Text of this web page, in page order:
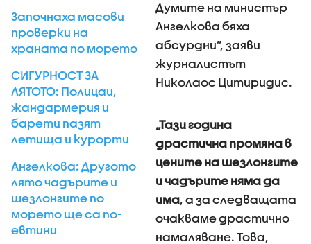
Започнаха масови
проверки на
храната по морето
СИГУРНОСТ ЗА
ЛЯТОТО: Полицаи,
жандармерия и
барети пазят
летища и курорти
Ангелкова: Другото
лято чадърите и
шезлонгите по
морето ще са по-
евтини
Думите на министър
Ангелкова бяха
абсурдни”, заяви
журналистът
Николаос Цитиридис.
„Тази година
драстична промяна в
цените на шезлонгите
и чадърите няма да
има, а за следващата
очакваме драстично
намаляване. Това,